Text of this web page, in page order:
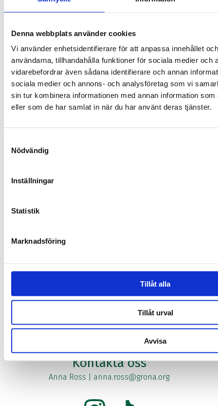
Denna webbplats använder cookies
Vi använder enhetsidentifierare för att anpassa innehållet
användarna, tillhandahålla funktioner för sociala medier och
vidarebefordrar även sådana identifierare och annan
sociala medier och annons- och analysföretag som vi
sin tur kombinera informationen med annan information som
eller som de har samlat in när du har använt deras tjänster.
Nödvändig
Inställningar
Statistik
Marknadsföring
Tillåt alla
Tillåt urval
Avvisa
Niklas
Carlsson
Astrenius
Kontakta oss
Anna Ross anna.ross@grona.org